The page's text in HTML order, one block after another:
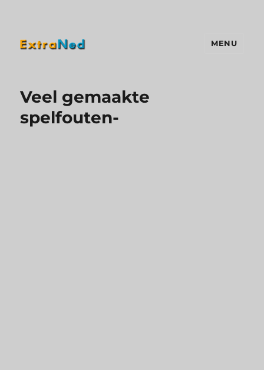
MENU
Veel gemaakte
spelfouten-